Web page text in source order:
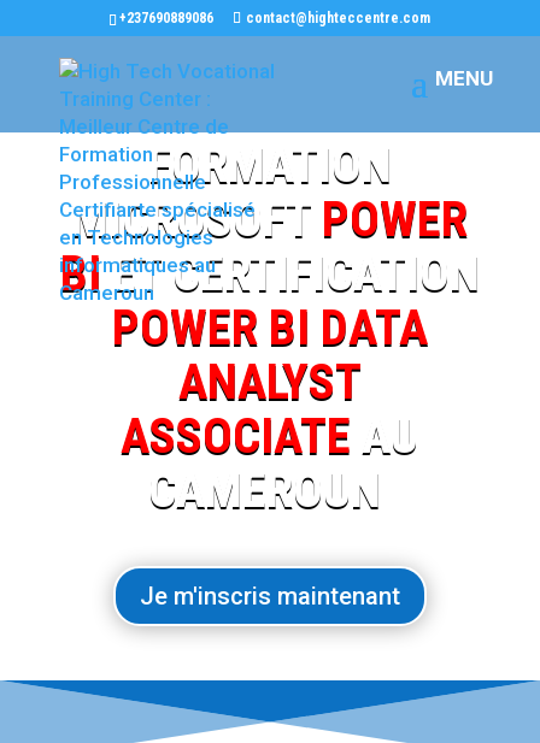
+237690889086 contact@highteccentre.com
FORMATION
MICROSOFT POWER
BIET CERTIFICATION
POWER BI DATA
ANALYST
ASSOCIATE AU
CAMEROUN
Je m'inscris maintenant